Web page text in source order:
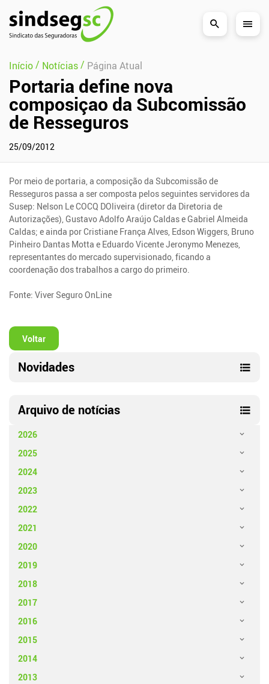
Pular Navegação (s)
Início/ Notícias/ Página Atual
Portaria define nova
composiçao da Subcomissão
de Resseguros
25/09/2012
Por meio de portaria, a composição da Subcomissão de
Resseguros passa a ser composta pelos seguintes servidores da
Susep: Nelson Le COCQ DOliveira (diretor da Diretoria de
Autorizações), Gustavo Adolfo Araújo Caldas e Gabriel Almeida
Caldas; e ainda por Cristiane França Alves, Edson Wiggers, Bruno
Pinheiro Dantas Motta e Eduardo Vicente Jeronymo Menezes,
representantes do mercado supervisionado, ficando a
coordenação dos trabalhos a cargo do primeiro.
Fonte: Viver Seguro OnLine
Voltar
Novidades
Arquivo de notícias
2026
2025
2024
2023
2022
2021
2020
2019
2018
2017
2016
2015
2014
2013